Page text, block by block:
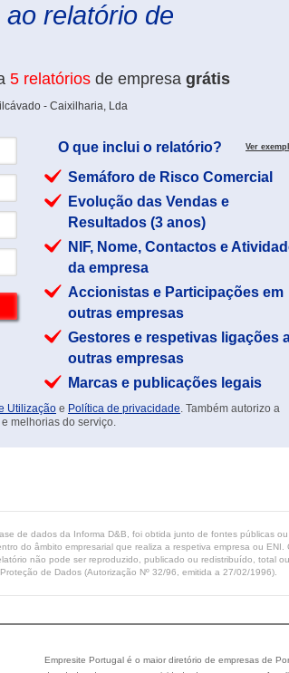
relatório de
5 relatórios de empresa grátis
- Caixilharia, Lda
O que inclui o relatório? Ver
Semáforo de Risco Comercial
Evolução das Vendas e
Resultados (3 anos)
NIF, Nome, Contactos e
da empresa
Accionistas e Participações em
outras empresas
Gestores e respetivas ligações
outras empresas
Marcas e publicações legais
Utilização e Política de privacidade. Também autorizo a
melhorias do serviço.
de dados da Informa D&B, foi obtida junto de fontes públicas
do âmbito empresarial que realiza a respetiva empresa ou
não pode ser reproduzido, publicado ou redistribuído, total
de Dados (Autorização Nº 32/96, emitida a 27/02/1996).
Empresite Portugal é o maior diretório de empresas de